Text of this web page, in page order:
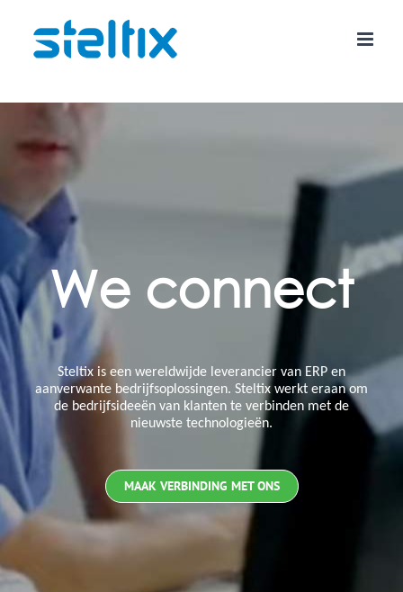
content
We connect
Steltix is ​​een wereldwijde leverancier van ERP en
aanverwante bedrijfsoplossingen. Steltix werkt eraan om
de bedrijfsideeën van klanten te verbinden met de
nieuwste technologieën.
MAAK VERBINDING MET ONS